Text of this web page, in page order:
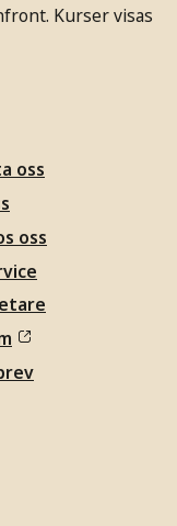
Kurser visas
oss
oss